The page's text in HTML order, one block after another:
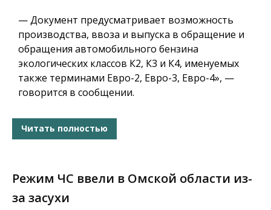
— Документ предусматривает возможность
производства, ввоза и выпуска в обращение и
обращения автомобильного бензина
экологических классов К2, К3 и К4, именуемых
также терминами Евро-2, Евро-3, Евро-4», —
говорится в сообщении.
Читать полностью
Режим ЧС ввели в Омской области из-
за засухи